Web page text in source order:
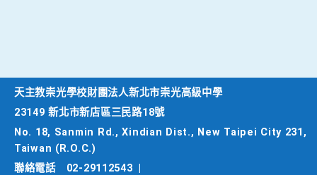
天主教崇光學校財團法人新北市崇光高級中學
23149 新北市新店區三民路18號
No. 18, Sanmin Rd., Xindian Dist., New Taipei City 231,
Taiwan (R.O.C.)
聯絡電話
02-29112543